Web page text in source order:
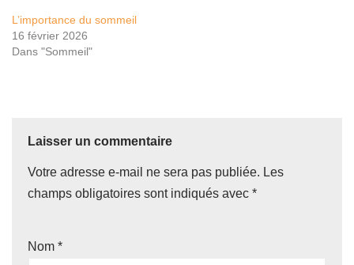
L’importance du sommeil
16 février 2026
Dans "Sommeil"
Laisser un commentaire
Votre adresse e-mail ne sera pas publiée. Les
champs obligatoires sont indiqués avec *
Nom *